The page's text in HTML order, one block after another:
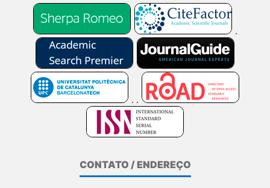
CONTATO / ENDEREÇO